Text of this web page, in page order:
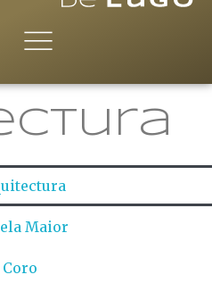
Maior
Coro